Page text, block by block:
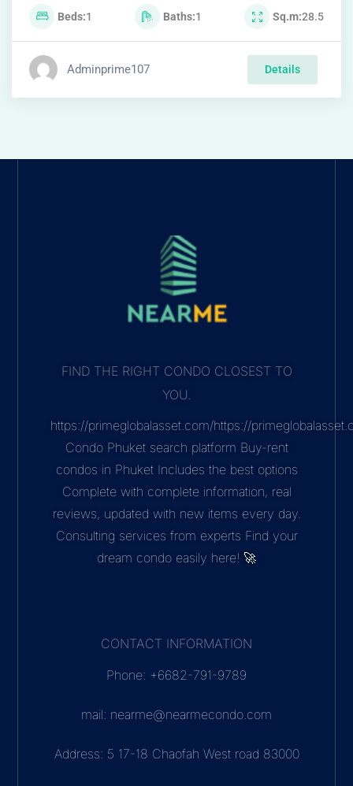
Beds 1 Baths 1 Sq.m 28.5
Adminprime107 Details
FIND THE RIGHT CONDO CLOSEST TO
YOU.
https://primeglobalasset.com/https://
Condo Phuket search platform Buy-rent
condos in Phuket Includes the best options
Complete with complete information, real
reviews, updated with new items every day.
Consulting services from experts Find your
dream condo easily here! 🚀
CONTACT INFORMATION
Phone: +6682-791-9789
mail: nearme@nearmecondo.com
Address: 5 17-18 Chaofah West road 83000